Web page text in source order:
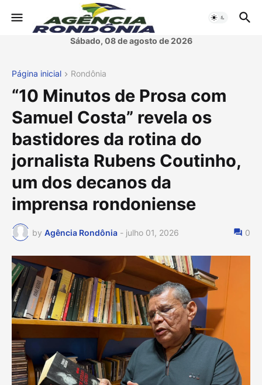
Sábado, 08 de agosto de 2026
Página inicial Rondônia
“10 Minutos de Prosa com
Samuel Costa” revela os
bastidores da rotina do
jornalista Rubens Coutinho,
um dos decanos da
imprensa rondoniense
by Agência Rondônia - julho 01, 2026 0